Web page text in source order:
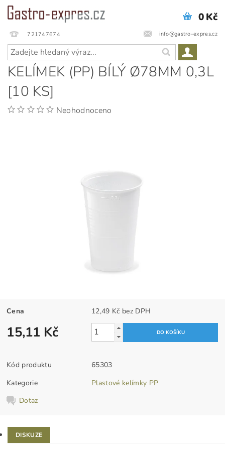
721747674 info@gastro-expres.cz
0 Kč
KELÍMEK (PP) BÍLÝ Ø78MM 0,3L
[10 KS]
Neohodnoceno
Cena 12,49 Kč bez DPH
15,11 Kč
Kód produktu
65303
Kategorie
Plastové kelímky PP
Dotaz
DISKUZE